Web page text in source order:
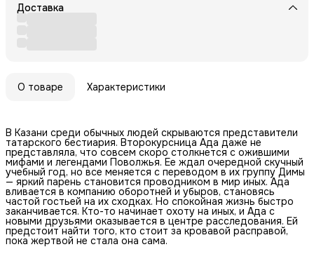
Доставка
О товаре Характеристики
В Казани среди обычных людей скрываются представители
татарского бестиария. Второкурсница Ада даже не
представляла, что совсем скоро столкнется с ожившими
мифами и легендами Поволжья. Ее ждал очередной скучный
учебный год, но все меняется с переводом в их группу Димы
— яркий парень становится проводником в мир иных. Ада
вливается в компанию оборотней и убыров, становясь
частой гостьей на их сходках. Но спокойная жизнь быстро
заканчивается. Кто-то начинает охоту на иных, и Ада с
новыми друзьями оказывается в центре расследования. Ей
предстоит найти того, кто стоит за кровавой расправой,
пока жертвой не стала она сама.